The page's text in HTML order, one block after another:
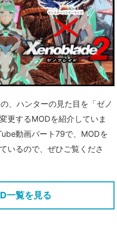
、ハンターの見た目を「ゼノ
更するMODを紹介していま
動画パート79で、MODを
いるので、ぜひご覧くださ
一覧を見る